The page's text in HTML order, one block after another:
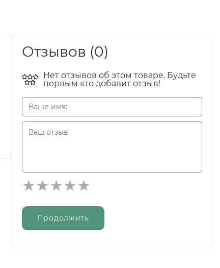
Отзывов (0)
Нет отзывов об этом товаре. Будьте
первым кто добавит отзыв!
Продолжить